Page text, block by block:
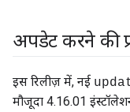
अपडेट करने की
इस रिलीज़ में, नई
मौजूदा 4.16.01